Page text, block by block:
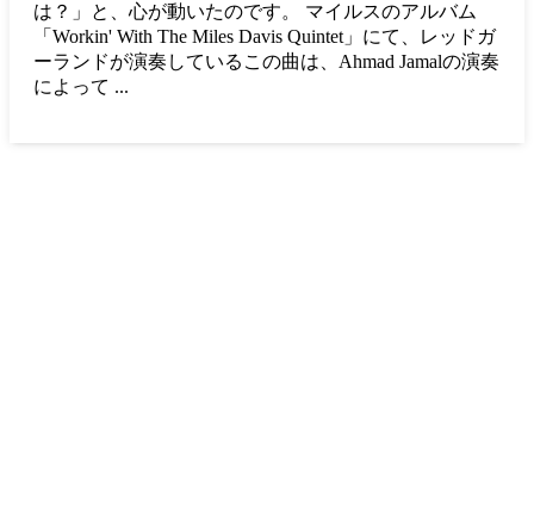
は？」と、心が動いたのです。 マイルスのアルバム
「Workin' With The Miles Davis Quintet」にて、レッドガ
ーランドが演奏しているこの曲は、Ahmad Jamalの演奏
によって ...